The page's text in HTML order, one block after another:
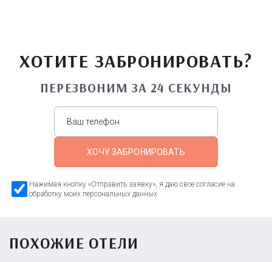
ХОТИТЕ ЗАБРОНИРОВАТЬ?
ПЕРЕЗВОНИМ ЗА 24 СЕКУНДЫ
ХОЧУ ЗАБРОНИРОВАТЬ
Нажимая кнопку «Отправить заявку», я даю свое согласие на
обработку моих персональных данных
ПОХОЖИЕ ОТЕЛИ